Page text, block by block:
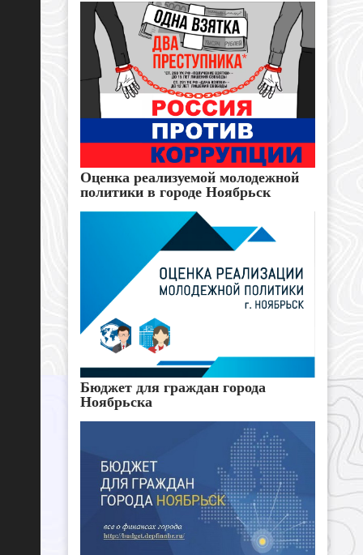
Оценка реализуемой молодежной
политики в городе Ноябрьск
Бюджет для граждан города
Ноябрьска